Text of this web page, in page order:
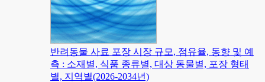
반려동물 사료 포장 시장 규모, 점유율, 동향 및 예
측 : 소재별, 식품 종류별, 대상 동물별, 포장 형태
별, 지역별(2026-2034년)